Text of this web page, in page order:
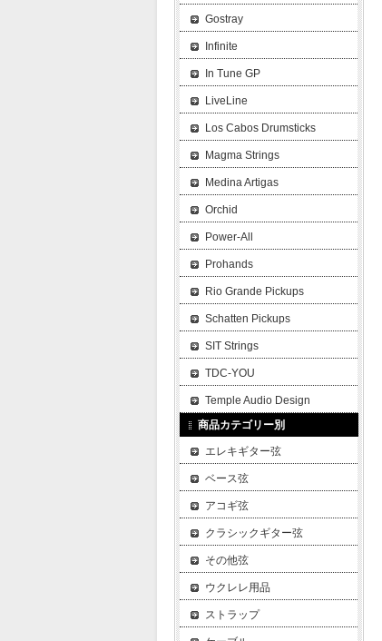
Gostray
Infinite
In Tune GP
LiveLine
Los Cabos Drumsticks
Magma Strings
Medina Artigas
Orchid
Power-All
Prohands
Rio Grande Pickups
Schatten Pickups
SIT Strings
TDC-YOU
Temple Audio Design
商品カテゴリー別
エレキギター弦
ベース弦
アコギ弦
クラシックギター弦
その他弦
ウクレレ用品
ストラップ